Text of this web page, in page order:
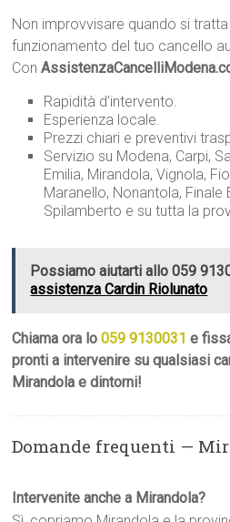
Non improvvisare quando si
funzionamento del tuo cancello
Con
Rapidità d’intervento.
Esperienza locale.
Prezzi chiari e preventivi
Servizio su Modena, Carpi,
Emilia, Mirandola, Vignola,
Maranello, Nonantola, Finale
Spilamberto e su tutta la
Possiamo aiutarti allo 059
assistenza Cardin Riolunato
Chiama ora lo059 9130031 e
pronti a intervenire su qualsiasi
Mirandola e dintorni!
Domande frequenti —
Intervenite anche a Mirandola?